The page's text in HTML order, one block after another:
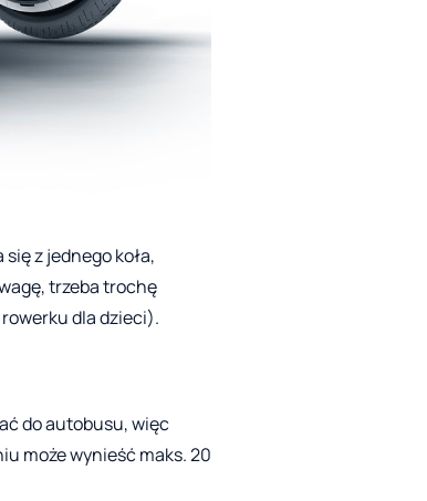
z jednego koła,
trzeba trochę
dla dzieci).
do autobusu, więc
może wynieść maks. 20